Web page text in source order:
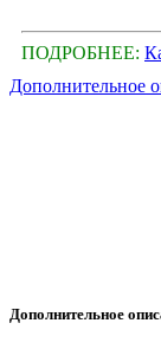
ПОДРОБНЕЕ:
Дополнительное
Дополнительное